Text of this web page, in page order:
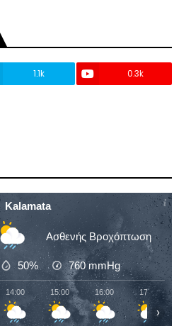
1.1k 0.3k
Kalamata
Ασθενής Βροχόπτωση
50% 760mmHg
14:00 15:00 16:00 17:00
›